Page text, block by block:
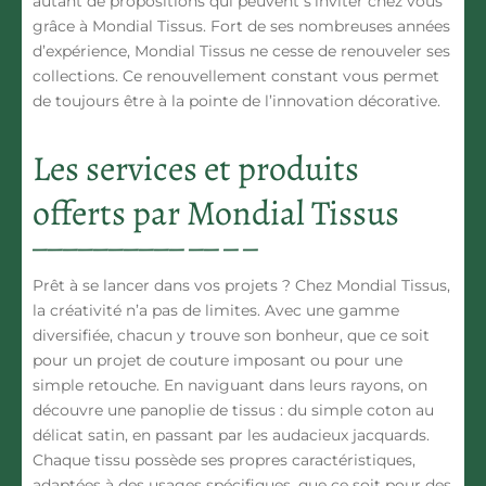
grâce à Mondial Tissus. Fort de ses nombreuses années
d’expérience, Mondial Tissus ne cesse de renouveler ses
collections. Ce renouvellement constant vous permet
de toujours être à la pointe de l’innovation décorative.
Les services et produits
offerts par Mondial Tissus
Prêt à se lancer dans vos projets ? Chez Mondial Tissus,
la créativité n’a pas de limites. Avec une gamme
diversifiée, chacun y trouve son bonheur, que ce soit
pour un projet de couture imposant ou pour une
simple retouche. En naviguant dans leurs rayons, on
découvre une panoplie de tissus : du simple coton au
délicat satin, en passant par les audacieux jacquards.
Chaque tissu possède ses propres caractéristiques,